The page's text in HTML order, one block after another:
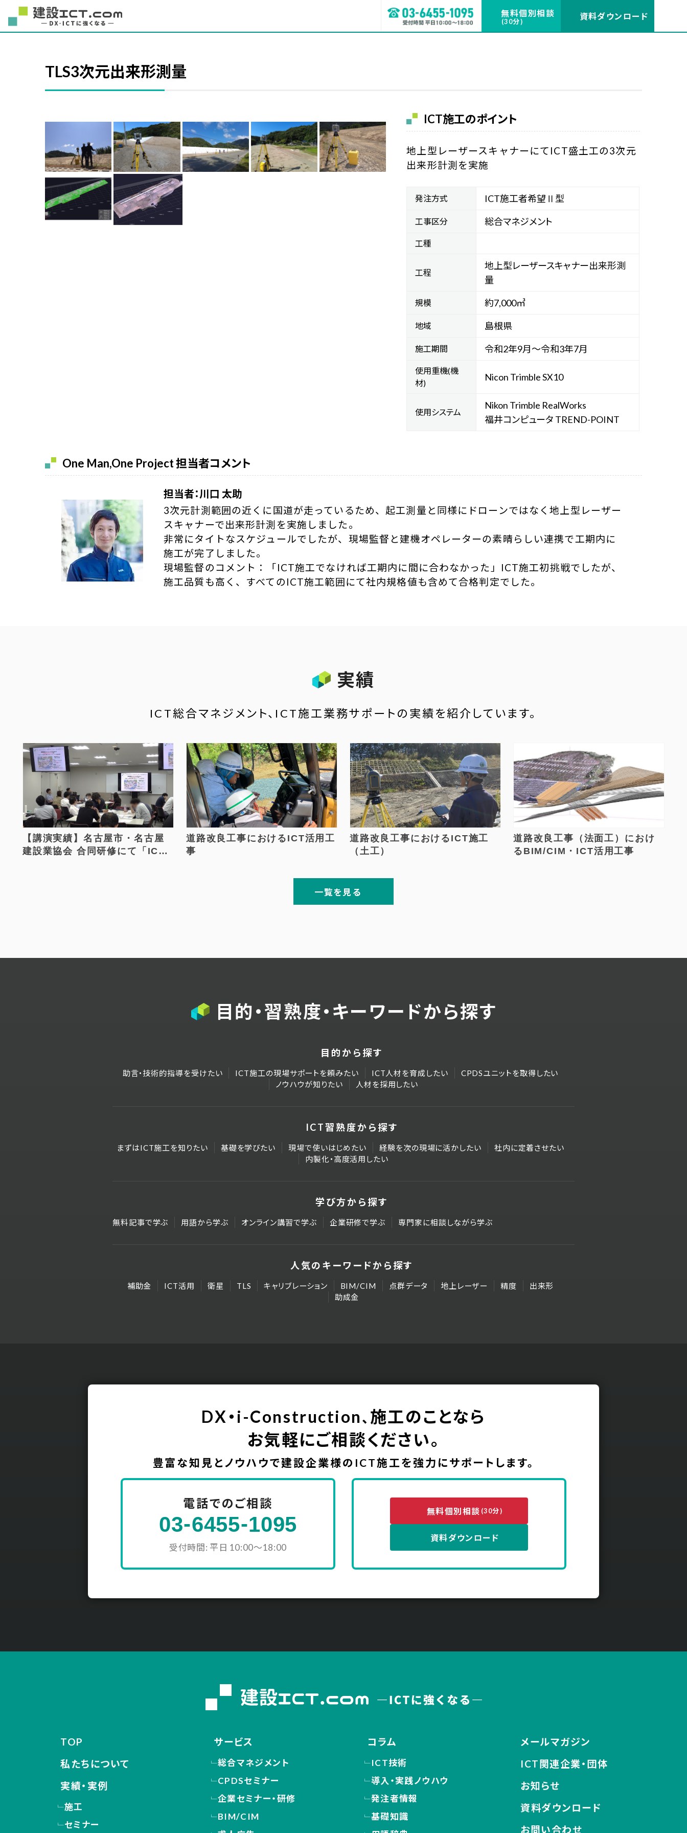
無料個別相談
(30分)
資料ダウンロード
TLS3次元出来形測量
ICT施工のポイント
地上型レーザースキャナーにてICT盛土工の3次元
出来形計測を実施
発注方式 ICT施工者希望Ⅱ型
工事区分 総合マネジメント
工種
工程
地上型レーザースキャナー出来形測
量
規模 約7,000㎥
地域 島根県
施工期間 令和2年9月～令和3年7月
使用重機(機
材)
Nicon Trimble SX10
使用システム
Nikon Trimble RealWorks
福井コンピュータ TREND-POINT
One Man,One Project 担当者コメント
担当者：川口 太助
3次元計測範囲の近くに国道が走っているため、起工測量と同様にドローンではなく地上型レーザー
スキャナーで出来形計測を実施しました。
非常にタイトなスケジュールでしたが、現場監督と建機オペレーターの素晴らしい連携で工期内に
施工が完了しました。
現場監督のコメント：「ICT施工でなければ工期内に間に合わなかった」ICT施工初挑戦でしたが、
施工品質も高く、すべてのICT施工範囲にて社内規格値も含めて合格判定でした。
実績
ICT総合マネジメント、ICT施工業務サポートの実績を紹介しています。
【講演実績】名古屋市・名古屋
建設業協会 合同研修にて「ICT
道路改良工事におけるICT活用工
事
道路改良工事におけるICT施工
（土工）
道路改良工事（法面工）におけ
るBIM/CIM・ICT活用工事
一覧を見る
目的・習熟度・キーワードから探す
目的から探す
助言・技術的指導を受けたい ICT施工の現場サポートを頼みたい ICT人材を育成したい
CPDSユニットを取得したい
ノウハウが知りたい
人材を採用したい
ICT習熟度から探す
まずはICT施工を知りたい 基礎を学びたい 現場で使いはじめたい 経験を次の現場に活かしたい
社内に定着させたい
内製化・高度活用したい
学び方から探す
無料記事で学ぶ 用語から学ぶ オンライン講習で学ぶ 企業研修で学ぶ 専門家に相談しながら学ぶ
人気のキーワードから探す
補助金 ICT活用 衛星 TLS キャリブレーション BIM/CIM 点群データ 地上レーザー 精度
出来形
助成金
DX・i-Construction 、 施工のことなら
お気軽にご相談ください。
豊富な知見とノウハウで建設企業様の ICT施工を強力にサポートします。
電話でのご相談
03-6455-1095
受付時間: 平日 10:00〜18:00
無料個別相談 (30分)
資料ダウンロード
TOP
私たちについて
実績・実例
施工
セミナー
サービス
総合マネジメント
CPDSセミナー
企業セミナー・研修
BIM/CIM
コラム
ICT技術
導入・実践ノウハウ
発注者情報
基礎知識
メールマガジン
ICT関連企業・団体
お知らせ
資料ダウンロード
お問い合わせ